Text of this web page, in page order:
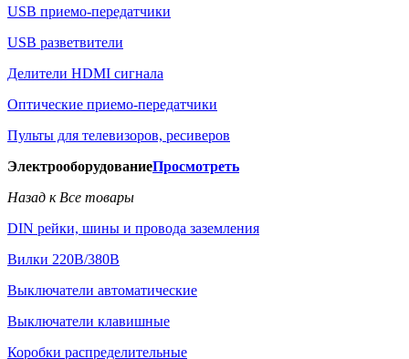
USB приемо-передатчики
USB разветвители
Делители HDMI сигнала
Оптические приемо-передатчики
Пульты для телевизоров, ресиверов
ЭлектрооборудованиеПросмотреть
Назад к Все товары
DIN рейки, шины и провода заземления
Вилки 220В/380В
Выключатели автоматические
Выключатели клавишные
Коробки распределительные